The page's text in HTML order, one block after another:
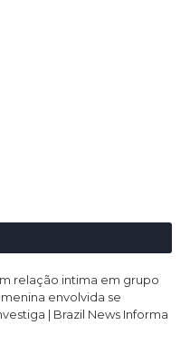
relação intima em grupo
envolvida se
| Brazil News Informa